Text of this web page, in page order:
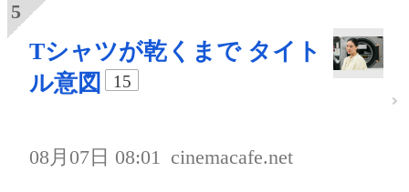
Tシャツが乾くまで タイト
ル意図
15
08月07日 08:01 cinemacafe.net